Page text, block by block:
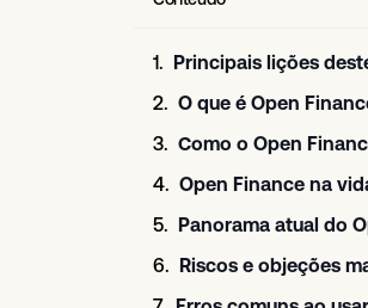
Principais lições
O que é Open
Como o Open
Open Finance na
Panorama atual do
Riscos e objeções